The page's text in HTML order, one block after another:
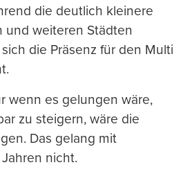
die deutlich kleinere
und weiteren Städten
die Präsenz für den Multi
wenn es gelungen wäre,
zu steigern, wäre die
Das gelang mit
nicht.